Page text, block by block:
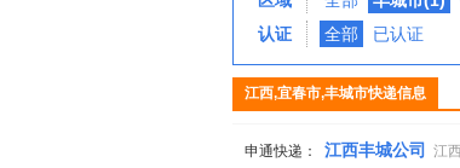
认证
全部 已认证
江西,宜春市,丰城市快递信息
申通快递： 江西丰城公司
江